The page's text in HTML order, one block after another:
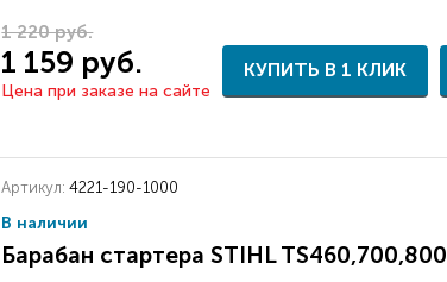
1 220 руб.
1 159 руб.
Цена при заказе на сайте
КУПИТЬ В 1 КЛИК
Артикул: 4221-190-1000
В наличии
Барабан стартера STIHL TS460,700,800